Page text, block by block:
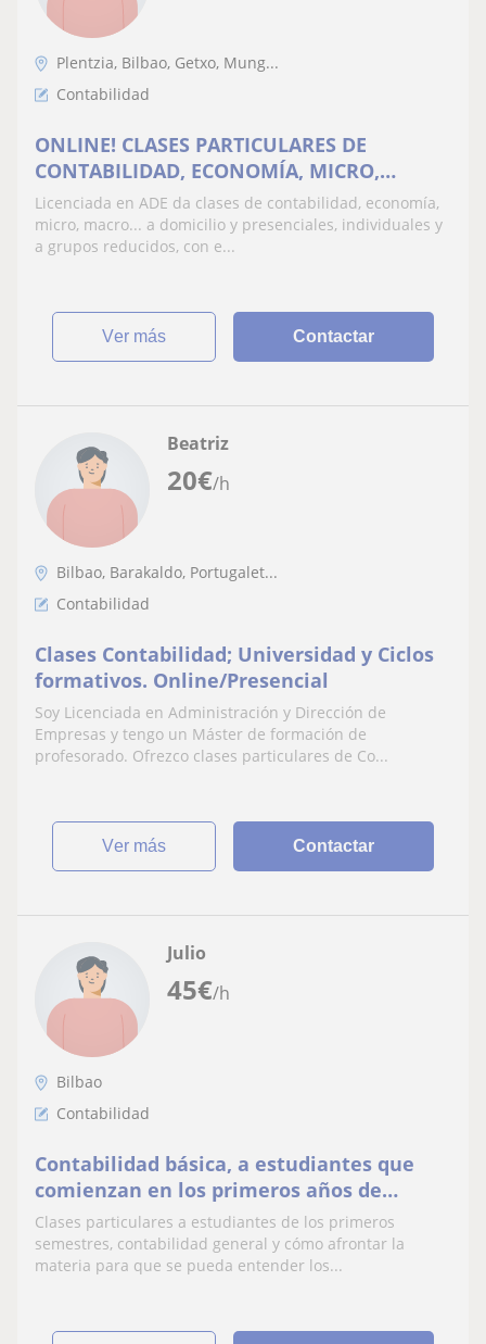
Plentzia, Bilbao, Getxo, Mung...
Contabilidad
ONLINE! CLASES PARTICULARES DE
CONTABILIDAD, ECONOMÍA, MICRO,
MACRO
Licenciada en ADE da clases de contabilidad, economía,
micro, macro... a domicilio y presenciales, individuales y
a grupos reducidos, con e...
ver más Contactar
20€/h
Beatriz
Bilbao, Barakaldo, Portugalet...
Contabilidad
Clases Contabilidad; Universidad y Ciclos
formativos. Online/Presencial
Soy Licenciada en Administración y Dirección de
Empresas y tengo un Máster de formación de
profesorado. Ofrezco clases particulares de Co...
ver más Contactar
45€/h
Julio
Bilbao
Contabilidad
Contabilidad básica, a estudiantes que
comienzan en los primeros años de
estudio para que puedan entender las
técnicas contables
Clases particulares a estudiantes de los primeros
semestres, contabilidad general y cómo afrontar la
materia para que se pueda entender los...